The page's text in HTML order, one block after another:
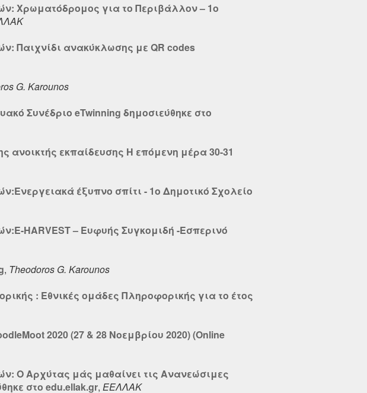
Xρωματόδρομος για το Περιβάλλον – 1ο
Παιχνίδι ανακύκλωσης με QR codes
G. Karounos
Συνέδριο eTwinning δημοσιεύθηκε στο
ανοικτής εκπαίδευσης Η επόμενη μέρα 30-31
έξυπνο σπίτι - 1ο Δημοτικό Σχολείο
HARVEST – Ευφυής Συγκομιδή -Εσπερινό
, Theodoros G. Karounos
: Εθνικές ομάδες Πληροφορικής για το έτος
2020 (27 & 28 Νοεμβρίου 2020) (Online
Ο Αρχύτας μάς μαθαίνει τις Ανανεώσιμες
στο edu.ellak.gr, ΕΕΛΛΑΚ